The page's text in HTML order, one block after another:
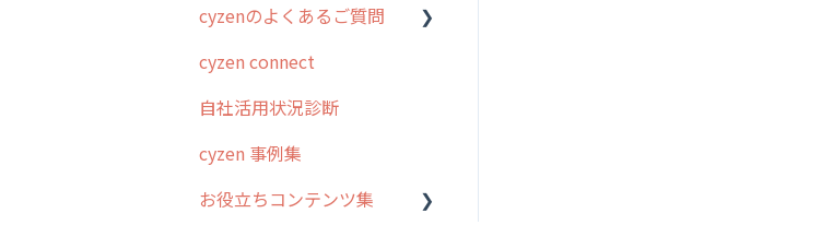
ステム管理者編
5. 基本的な使い方：シス
ザー編
スポット
報告閲覧
予定
日報
履歴
勤怠管理
予定管理
スポット
ステータス・主観
報告書・行動種別
はじめに
スポット・ステータス関連
cyzenのよくあるご質問
ログインについて
グループ・ユーザーについ
cyzen connect
自社活用状況診断
cyzen 事例集
お役立ちコンテンツ集